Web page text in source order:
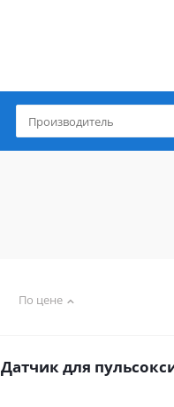
По цене
Датчик для